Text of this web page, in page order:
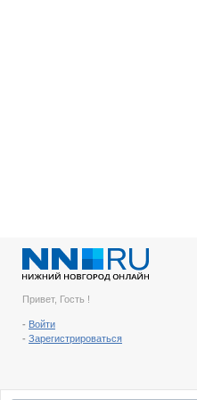
Привет, Гость !
- Войти
- Зарегистрироваться